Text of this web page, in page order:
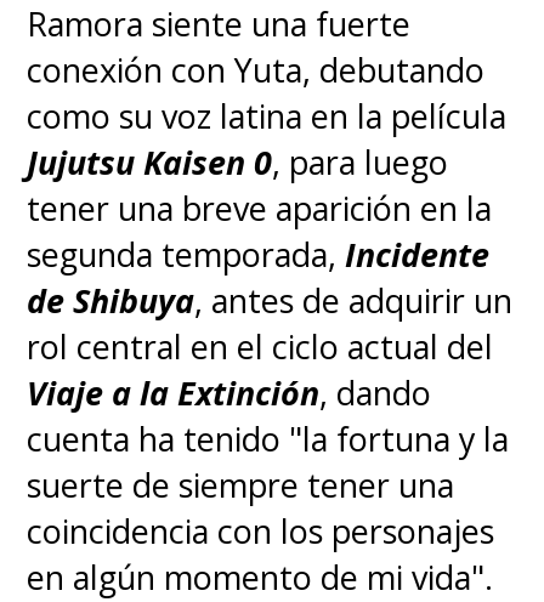
Ramora siente una fuerte
conexión con Yuta, debutando
como su voz latina en la película
Jujutsu Kaisen 0, para luego
tener una breve aparición en la
segunda temporada,Incidente
de Shibuya, antes de adquirir un
rol central en el ciclo actual del
Viaje a la Extinción, dando
cuenta ha tenido "la fortuna y la
suerte de siempre tener una
coincidencia con los personajes
en algún momento de mi vida".